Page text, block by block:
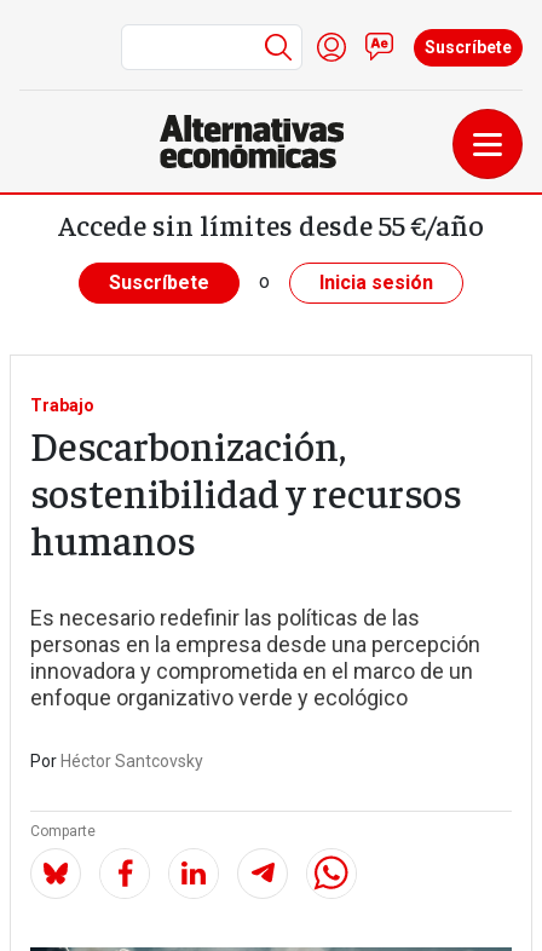
Pasar al contenido principal
Menú de cuenta de
Iniciar sesión
Contacto
Suscríbete
Accede sin límites desde 55 €/año
Suscríbete o Inicia sesión
Trabajo
Descarbonización,
sostenibilidad y recursos
humanos
Es necesario redefinir las políticas de las
personas en la empresa desde una percepción
innovadora y comprometida en el marco de un
enfoque organizativo verde y ecológico
Por Héctor Santcovsky
Comparte